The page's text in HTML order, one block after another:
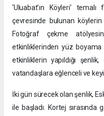
‘Uluabat’ın Köyleri’
çevresinde bulunan köylerin
Fotoğraf çekme
etkinliklerinden yüz
etkinliklerin yapıldığı
vatandaşlara eğlenceli ve
İki gün sürecek olan şenlik,
ile başladı. Kortej